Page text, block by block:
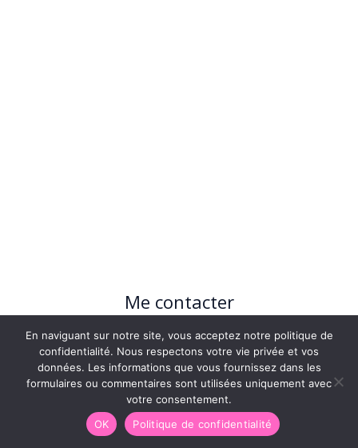
Me contacter
☎ 438-888-2343
info@lageekdeservice.com
Mes services
En naviguant sur notre site, vous acceptez notre politique de
confidentialité. Nous respectons votre vie privée et vos
données. Les informations que vous fournissez dans les
formulaires ou commentaires sont utilisées uniquement avec
votre consentement.
OK
Politique de confidentialité